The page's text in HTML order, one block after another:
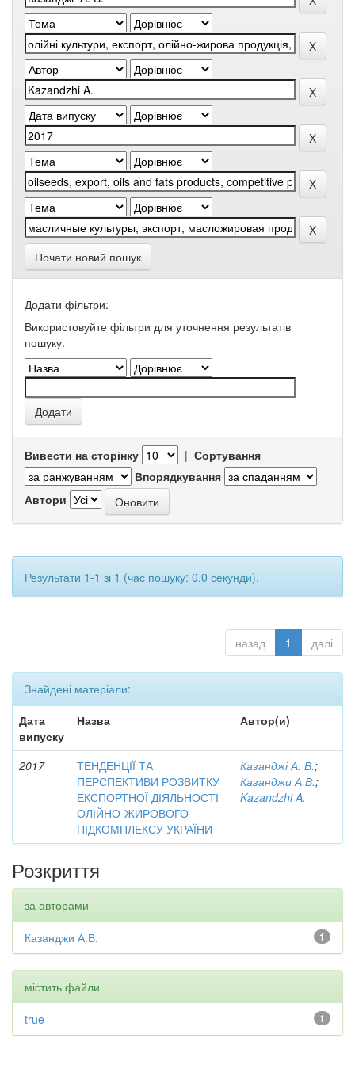
Почати новий пошук
Додати фільтри:
Використовуйте фільтри для уточнення результатів
пошуку.
Вивести на сторінку | Сортування
Впорядкування
Автори
Результати 1-1 зі 1 (час пошуку: 0.0 секунди).
назад 1 далі
Знайдені матеріали:
Дата
випуску
Назва Автор(и)
2017
ТЕНДЕНЦІЇ ТА
ПЕРСПЕКТИВИ РОЗВИТКУ
ЕКСПОРТНОЇ ДІЯЛЬНОСТІ
ОЛІЙНО-ЖИРОВОГО
ПІДКОМПЛЕКСУ УКРАЇНИ
Казанджі А. В.;
Казанджи А.В.;
Kazandzhi A.
Розкриття
за авторами
1
Казанджи А.В.
містить файли
1
true